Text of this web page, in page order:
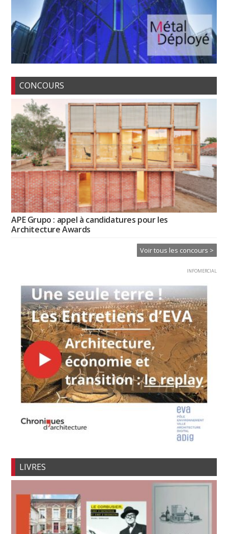
CONCOURS
APE Grupo : appel à candidatures pour les
Architecture Awards
Voir tous les concours >
INFOMERCIAL
LIVRES